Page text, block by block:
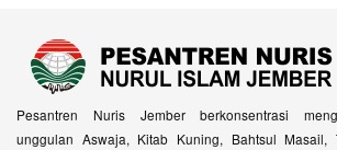
Pesantren Nuris Jember berkonsentrasi
unggulan Aswaja, Kitab Kuning, Bahtsul Masail,